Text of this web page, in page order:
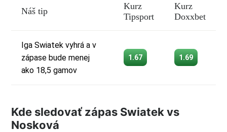
Náš tip
Kurz
Tipsport
Kurz
Doxxbet
Iga Swiatek vyhrá a v
zápase bude menej
ako 18,5 gamov
1.67 1.69
Kde sledovať zápas Swiatek vs
Nosková